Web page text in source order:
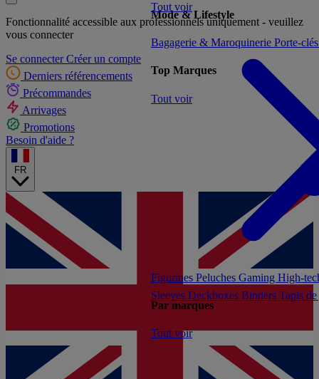
Fonctionnalité accessible aux professionnels uniquement - veuillez
vous connecter
Se connecter Créer un compte
Derniers référencements
Précommandes
Arrivages
Promotions
Besoin d'aide ?
FR
Figurines Peluches Gaming High-
Par marques
Tout voir
Mode & Lifestyle
Bagagerie & Maroquinerie Porte-
Top Marques
Tout voir
Tout voir
Sleeves Deckboxes Binders Tapis